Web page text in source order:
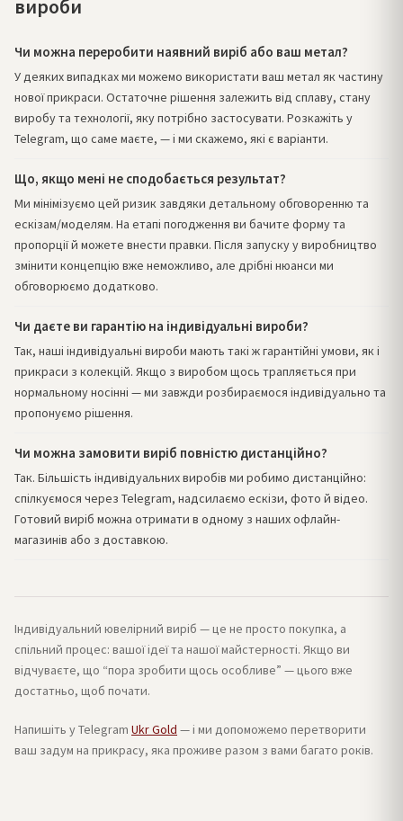
вироби
Чи можна переробити наявний виріб або ваш метал?
У деяких випадках ми можемо використати ваш метал як частину
нової прикраси. Остаточне рішення залежить від сплаву, стану
виробу та технології, яку потрібно застосувати. Розкажіть у
Telegram, що саме маєте, — і ми скажемо, які є варіанти.
Що, якщо мені не сподобається результат?
Ми мінімізуємо цей ризик завдяки детальному обговоренню та
ескізам/моделям. На етапі погодження ви бачите форму та
пропорції й можете внести правки. Після запуску у виробництво
змінити концепцію вже неможливо, але дрібні нюанси ми
обговорюємо додатково.
Чи даєте ви гарантію на індивідуальні вироби?
Так, наші індивідуальні вироби мають такі ж гарантійні умови, як і
прикраси з колекцій. Якщо з виробом щось трапляється при
нормальному носінні — ми завжди розбираємося індивідуально та
пропонуємо рішення.
Чи можна замовити виріб повністю дистанційно?
Так. Більшість індивідуальних виробів ми робимо дистанційно:
спілкуємося через Telegram, надсилаємо ескізи, фото й відео.
Готовий виріб можна отримати в одному з наших офлайн-
магазинів або з доставкою.
Індивідуальний ювелірний виріб — це не просто покупка, а
спільний процес: вашої ідеї та нашої майстерності. Якщо ви
відчуваєте, що “пора зробити щось особливе” — цього вже
достатньо, щоб почати.
Напишіть у Telegram Ukr Gold — і ми допоможемо перетворити
ваш задум на прикрасу, яка проживе разом з вами багато років.